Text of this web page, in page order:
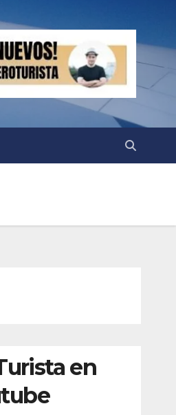
en